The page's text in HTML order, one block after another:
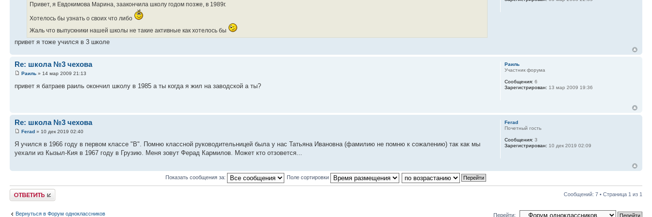
Привет, я Евдокимова Марина, заакончила школу годом позже, в 1989г.
Хотелось бы узнать о своих что либо
Жаль что выпускники нашей школы не такие активные как хотелось бы
привет я тоже учился в 3 школе
Re: школа №3 чехова
Раиль » 14 мар 2009 21:13
привет я батраев раиль окончил школу в 1985 а ты когда я жил на заводской а ты?
Раиль
Участник форума
Сообщения: 6
Зарегистрирован: 13 мар 2009 19:36
Re: школа №3 чехова
Ferad » 10 дек 2019 02:40
Я учился в 1966 году в первом классе "В". Помню классной руководительницей была у нас Татьяна Ивановна (фамилию не помню к сожалению) так как мы
уехали из Кызыл-Кия в 1967 году в Грузию. Меня зовут Ферад Кармилов. Может кто отзовется...
Ferad
Почетный гость
Сообщения: 3
Зарегистрирован: 10 дек 2019 02:09
Показать сообщения за: Поле сортировки
Ответить Сообщений: 7 • Страница 1 из 1
Вернуться в Форум одноклассников Перейти: